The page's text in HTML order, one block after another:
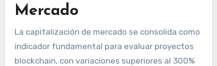
Mercado
La capitalización de mercado se consolida como
indicador fundamental para evaluar proyectos
blockchain, con variaciones superiores al 300%